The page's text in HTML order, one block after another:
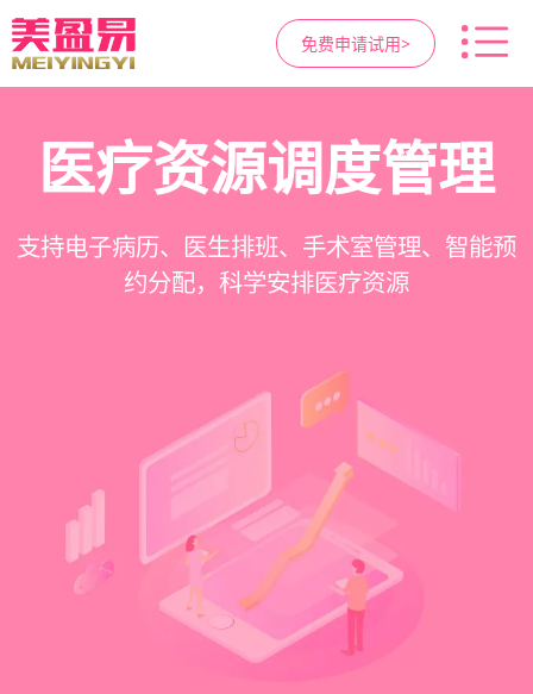
免费申请试用>
智慧医美管理系统
一站式解决医美机构预约、咨询、手术安排、会
员管理、财务核算全流程管理
医疗资源调度管理
支持电子病历、医生排班、手术室管理、智能预
约分配，科学安排医疗资源
高净值客户价值挖掘
支持客户分级管理、消费轨迹追踪、个性化方案
定制、实现客户长期价值挖掘
营销与私域运营
提供小程序商城、私域scrm、项目套餐、裂变分
销多种营销工具，助力获客与转化